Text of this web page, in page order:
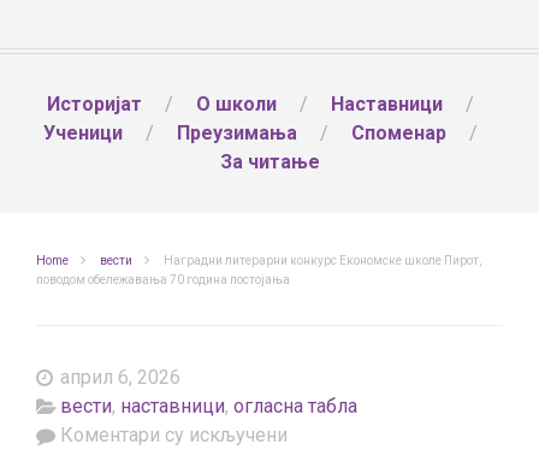
Историјат О школи
Наставници
Ученици
Преузимања
Споменар
За читање
Home вести
Наградни литерарни конкурс Економске школе Пирот,
поводом обележавања 70 година постојања
април 6, 2026
вести, наставници, огласна табла
Коментари су искључени